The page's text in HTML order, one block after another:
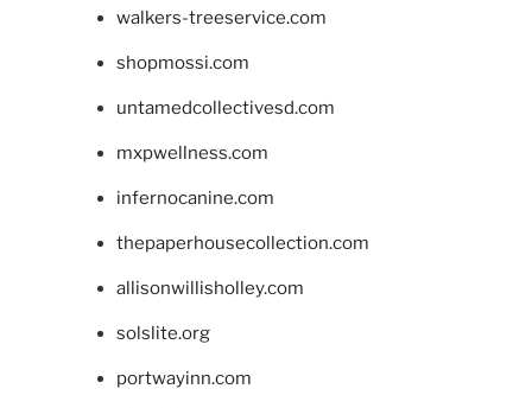
walkers-treeservice.com
shopmossi.com
untamedcollectivesd.com
mxpwellness.com
infernocanine.com
thepaperhousecollection.com
allisonwillisholley.com
solslite.org
portwayinn.com